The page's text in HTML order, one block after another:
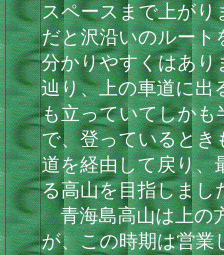
スペースまで上が
だと沢沿いのルート
分かりやすくはあ
辿り、上の車道に出
も立っていてしか
で、登っているとき
道を経由して戻り、
る高山を目指しまし
青海島高山は上の
が、この時期は営業